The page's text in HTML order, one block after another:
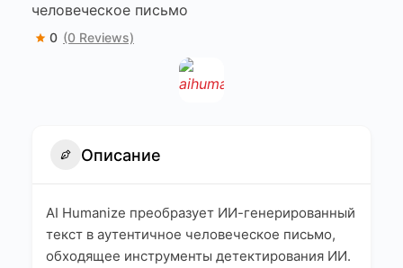
человеческое письмо
0 (0 Reviews)
Описание
AI Humanize преобразует ИИ-генерированный
текст в аутентичное человеческое письмо,
обходящее инструменты детектирования ИИ.